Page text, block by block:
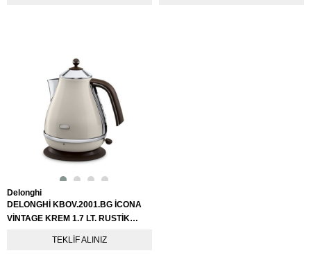
TEKLIF ALINIZ
Delonghi
DELONGHİ KBOV.2001.BG İCONA
VİNTAGE KREM 1.7 LT. RUSTİK